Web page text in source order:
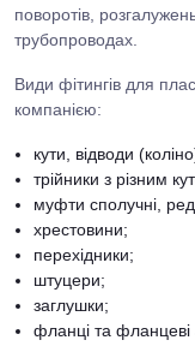
поворотів,
трубопроводах.
Види фітингів для
компанією:
кути, відводи
трійники з різним
муфти сполучні,
хрестовини;
перехідники;
штуцери;
заглушки;
фланці та фланцеві